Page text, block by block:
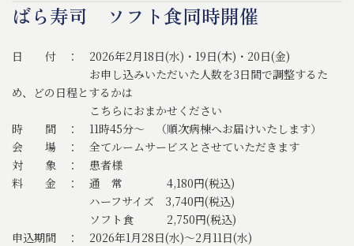
ばら寿司 ソフト食同時開催
日 付 ： 2026年2月18日(水)・19日(木)・20日(金)
お申し込みいただいた人数を3日間で調整するた
め、どの日程とするかは
こちらにおまかせください
時 間 ： 11時45分～ （順次病棟へお届けいたします）
会 場 ： 全てルームサービスとさせていただきます
対 象 ： 患者様
料 金 ： 通 常 4,180円(税込)
ハーフサイズ 3,740円(税込)
ソフト食 2,750円(税込)
申込期間 ： 2026年1月28日(水)～2月11日(水)